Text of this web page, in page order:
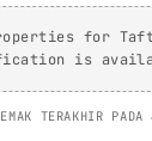
Akrilik
for
is
TERAKHIR PADA